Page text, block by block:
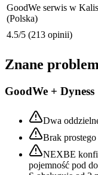
GoodWe serwis w
(Polska)
4.5/5 (213 opinii)
Znane
GoodWe + Dyness
Dwa
Brak
NEXBE
pojemność pod